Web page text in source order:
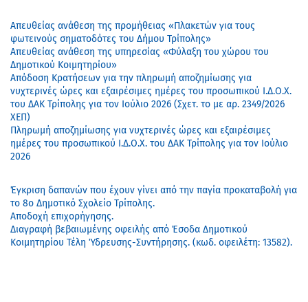
Απευθείας ανάθεση της προμήθειας «Πλακετών για τους
φωτεινούς σηματοδότες του Δήμου Τρίπολης»
Απευθείας ανάθεση της υπηρεσίας «Φύλαξη του χώρου του
Δημοτικού Κοιμητηρίου»
Απόδοση Κρατήσεων για την πληρωμή αποζημίωσης για
νυχτερινές ώρες και εξαιρέσιμες ημέρες του προσωπικού Ι.Δ.Ο.Χ.
του ΔΑΚ Τρίπολης για τον Ιούλιο 2026 (Σχετ. το με αρ. 2349/2026
ΧΕΠ)
Πληρωμή αποζημίωσης για νυχτερινές ώρες και εξαιρέσιμες
ημέρες του προσωπικού Ι.Δ.Ο.Χ. του ΔΑΚ Τρίπολης για τον Ιούλιο
2026
Έγκριση δαπανών που έχουν γίνει από την παγία προκαταβολή για
το 8ο Δημοτικό Σχολείο Τρίπολης.
Αποδοχή επιχορήγησης.
Διαγραφή βεβαιωμένης οφειλής από Έσοδα Δημοτικού
Κοιμητηρίου Τέλη Ύδρευσης-Συντήρησης. (κωδ. οφειλέτη: 13582).